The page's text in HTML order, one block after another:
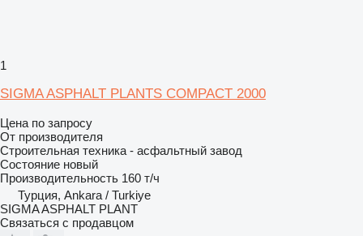
1
SIGMA ASPHALT PLANTS COMPACT 2000
Цена по запросу
От производителя
Строительная техника - асфальтный завод
Состояние новый
Производительность 160 т/ч
Турция, Ankara / Turkiye
SIGMA ASPHALT PLANT
Связаться с продавцом